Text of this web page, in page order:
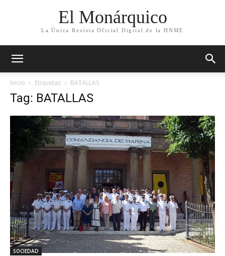
El Monárquico
La Única Revista Oficial Digital de la HNME
Inicio Etiquetas BATALLAS
Tag: BATALLAS
SOCIEDAD